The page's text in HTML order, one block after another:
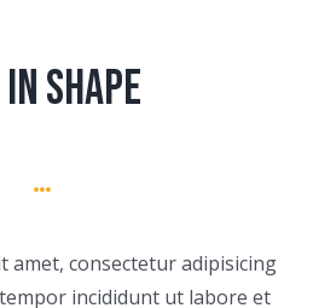
SHAPE
amet, consectetur adipisicing
incididunt ut labore et